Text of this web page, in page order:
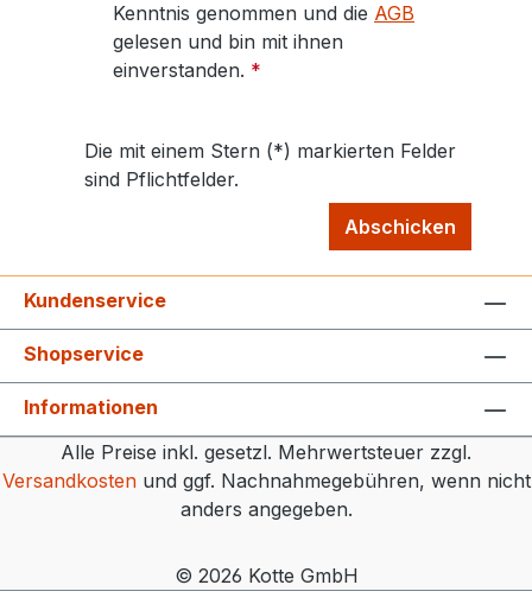
Kenntnis genommen und die AGB
gelesen und bin mit ihnen
einverstanden. *
Die mit einem Stern (*) markierten Felder
sind Pflichtfelder.
Abschicken
Kundenservice
Shopservice
Informationen
Alle Preise inkl. gesetzl. Mehrwertsteuer zzgl.
Versandkostenund ggf. Nachnahmegebühren, wenn nicht
anders angegeben.
© 2026 Kotte GmbH